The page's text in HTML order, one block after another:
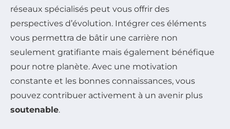
réseaux spécialisés peut vous offrir des
perspectives d’évolution. Intégrer ces éléments
vous permettra de bâtir une carrière non
seulement gratifiante mais également bénéfique
pour notre planète. Avec une motivation
constante et les bonnes connaissances, vous
pouvez contribuer activement à un avenir plus
soutenable.